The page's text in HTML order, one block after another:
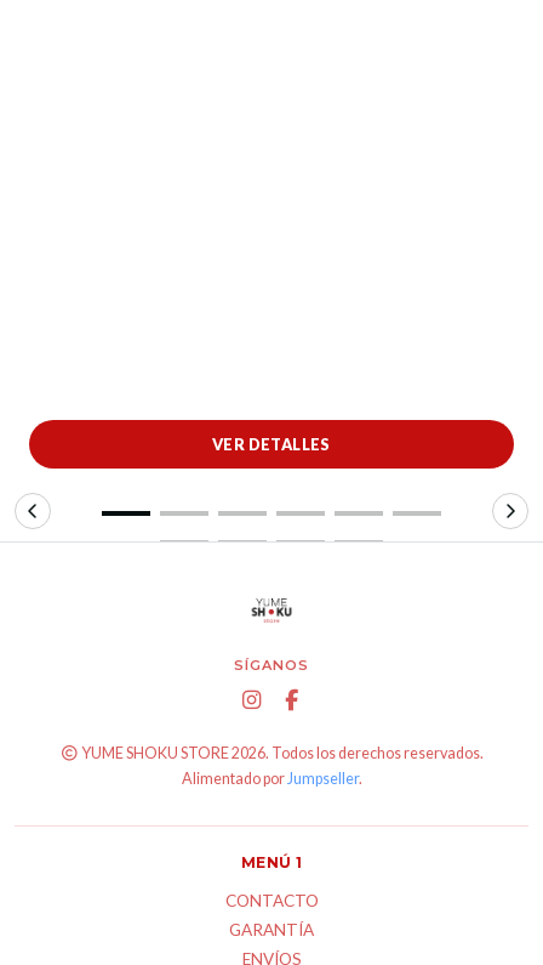
VER DETALLES
SÍGANOS
YUME SHOKU STORE 2026. Todos los derechos reservados.
Alimentado porJumpseller.
MENÚ 1
CONTACTO
GARANTÍA
ENVÍOS